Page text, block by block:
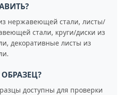
нержавеющей стали, листы/
стали, круги/диски из
декоративные листы из
доступны для проверки